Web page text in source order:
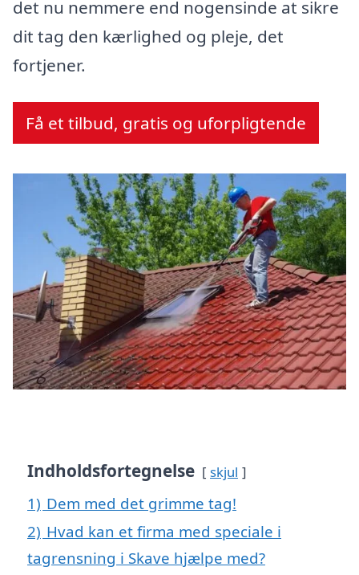
det nu nemmere end nogensinde at sikre
dit tag den kærlighed og pleje, det
fortjener.
Få et tilbud, gratis og uforpligtende
Indholdsfortegnelse skjul
1) Dem med det grimme tag!
2) Hvad kan et firma med speciale i
tagrensning i Skave hjælpe med?